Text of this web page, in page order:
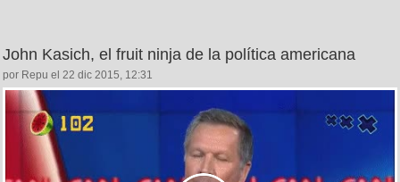
John Kasich, el fruit ninja de la política americana
por Repu el 22 dic 2015, 12:31